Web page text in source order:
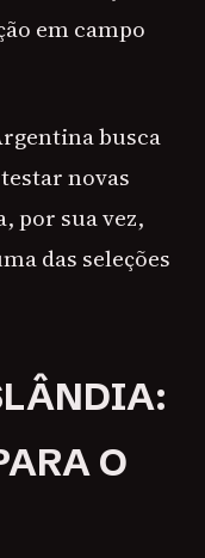
em campo
busca
novas
por sua vez,
das seleções
O